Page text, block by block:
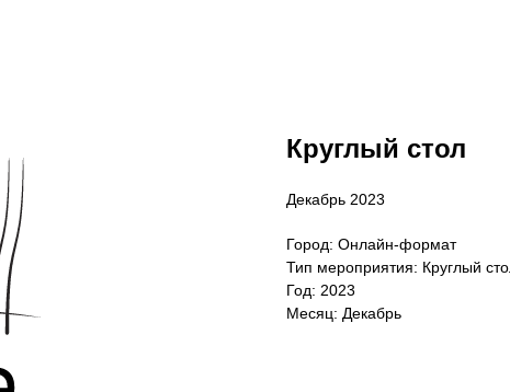
Круглый стол
Декабрь 2023
Город: Онлайн-формат
Тип мероприятия: Круглый
Год: 2023
Месяц: Декабрь